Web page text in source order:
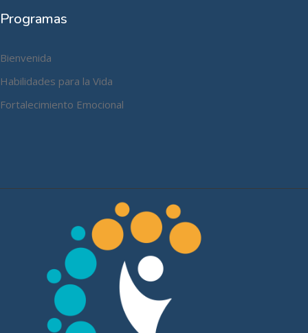
Programas
Bienvenida
Habilidades para la Vida
Fortalecimiento Emocional